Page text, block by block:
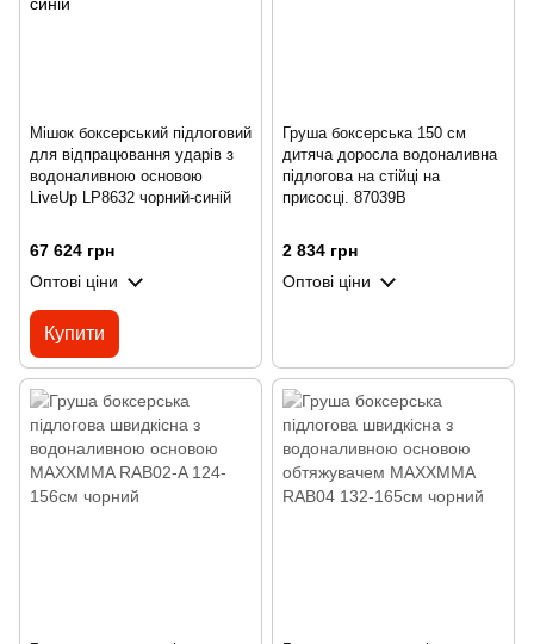
Мішок боксерський підлоговий
для відпрацювання ударів з
водоналивною основою
LiveUp LP8632 чорний-синій
67 624 грн
Оптові ціни
Купити
Груша боксерська 150 см
дитяча доросла водоналивна
підлогова на стійці на
присосці. 87039В
2 834 грн
Оптові ціни